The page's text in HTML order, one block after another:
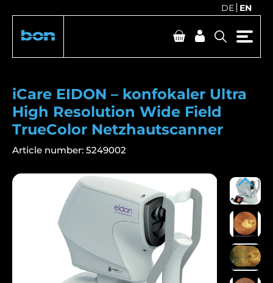
DE EN
iCare EIDON – konfokaler Ultra
High Resolution Wide Field
TrueColor Netzhautscanner
Article number: 5249002